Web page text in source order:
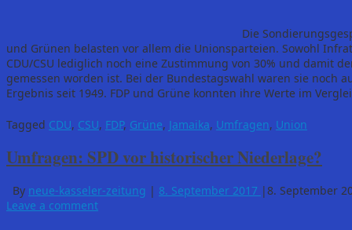
Die
und Grünen belasten vor allem die Unionsparteien. Sowohl
CDU/CSU lediglich noch eine Zustimmung von 30% und damit
gemessen worden ist. Bei der Bundestagswahl waren sie noch
Ergebnis seit 1949. FDP und Grüne konnten ihre Werte im
Tagged CDU, CSU, FDP, Grüne, Jamaika, Umfragen, Union
Umfragen: SPD vor historischer Niederlage?
By neue-kasseler-zeitung | 8. September 2017 |8. September
Leave a comment